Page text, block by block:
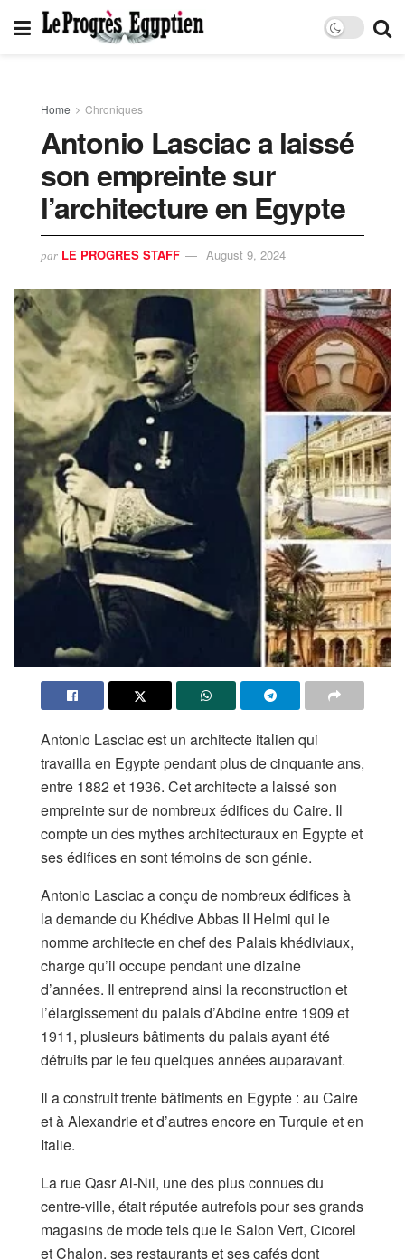
Home Chroniques
Antonio Lasciac a laissé
son empreinte sur
l’architecture en Egypte
par LE PROGRES STAFF August 9, 2024
Antonio Lasciac est un architecte italien qui
travailla en Egypte pendant plus de cinquante ans,
entre 1882 et 1936. Cet architecte a laissé son
empreinte sur de nombreux édifices du Caire. Il
compte un des mythes architecturaux en Egypte et
ses édifices en sont témoins de son génie.
Antonio Lasciac a conçu de nombreux édifices à
la demande du Khédive Abbas II Helmi qui le
nomme architecte en chef des Palais khédiviaux,
charge qu’il occupe pendant une dizaine
d’années. Il entreprend ainsi la reconstruction et
l’élargissement du palais d’Abdine entre 1909 et
1911, plusieurs bâtiments du palais ayant été
détruits par le feu quelques années auparavant.
Il a construit trente bâtiments en Egypte : au Caire
et à Alexandrie et d’autres encore en Turquie et en
Italie.
La rue Qasr Al-Nil, une des plus connues du
centre-ville, était réputée autrefois pour ses grands
magasins de mode tels que le Salon Vert, Cicorel
et Chalon, ses restaurants et ses cafés dont